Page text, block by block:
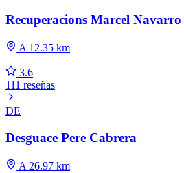
Recuperacions Marcel
A 12.35 km
3.6
111 reseñas
DE
Desguace Pere Cabrera
A 26.97 km